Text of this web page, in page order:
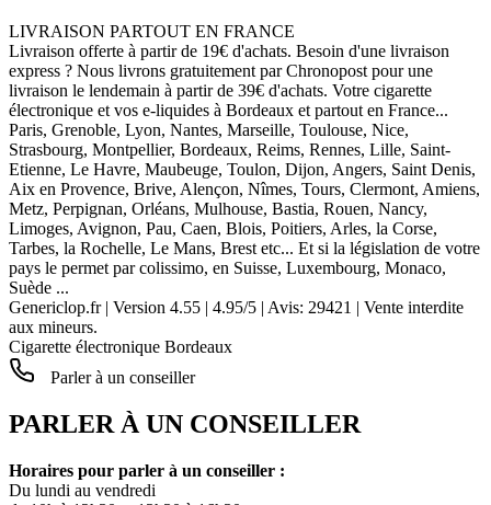
LIVRAISON PARTOUT EN FRANCE
Livraison offerte à partir de 19€ d'achats. Besoin d'une livraison
express ? Nous livrons gratuitement par Chronopost pour une
livraison le lendemain à partir de 39€ d'achats. Votre cigarette
électronique et vos e-liquides à Bordeaux et partout en France...
Paris, Grenoble, Lyon, Nantes, Marseille, Toulouse, Nice,
Strasbourg, Montpellier, Bordeaux, Reims, Rennes, Lille, Saint-
Etienne, Le Havre, Maubeuge, Toulon, Dijon, Angers, Saint Denis,
Aix en Provence, Brive, Alençon, Nîmes, Tours, Clermont, Amiens,
Metz, Perpignan, Orléans, Mulhouse, Bastia, Rouen, Nancy,
Limoges, Avignon, Pau, Caen, Blois, Poitiers, Arles, la Corse,
Tarbes, la Rochelle, Le Mans, Brest etc... Et si la législation de votre
pays le permet par colissimo, en Suisse, Luxembourg, Monaco,
Suède ...
Genericlop.fr| Version 4.55 | 4.95/5 | Avis: 29421 | Vente interdite
aux mineurs.
Cigarette électronique Bordeaux
Parler à un conseiller
PARLER À UN CONSEILLER
Horaires pour parler à un conseiller :
Du lundi au vendredi